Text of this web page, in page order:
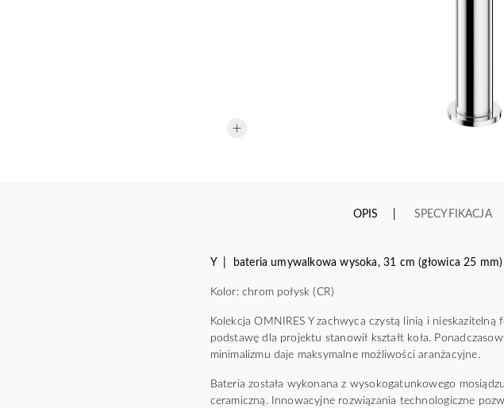
OPIS SPECYFIKACJA
Y | bateria umywalkowa wysoka, 31 cm (głowica 25 mm)
Kolor: chrom połysk (CR)
Kolekcja OMNIRES Y zachwyca czystą linią i
podstawę dla projektu stanowił kształt koła.
minimalizmu daje maksymalne możliwości aranżacyjne.
Bateria została wykonana z wysokogatunkowego
ceramiczną. Innowacyjne rozwiązania technologiczne